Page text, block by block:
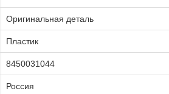
Оригинальная деталь
Пластик
8450031044
Россия